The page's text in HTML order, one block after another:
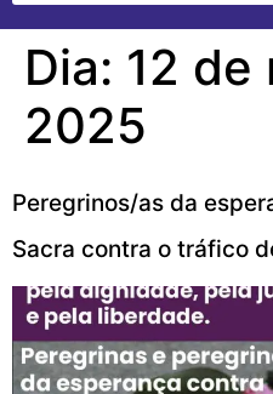
Dia: 12 de
2025
Peregrinos/as da
Sacra contra o tráfico